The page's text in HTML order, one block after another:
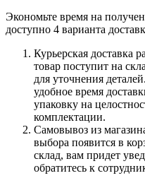
Экономьте время на
доступно 4 варианта
Курьерская доставка
товар поступит на
для уточнения
удобное время
упаковку на
комплектации.
Самовывоз из
выбора появится в
склад, вам придет
обратитесь к